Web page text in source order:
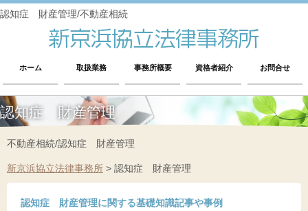
認知症 財産管理/不動産相続
ホーム 取扱業務 事務所概要 資格者紹介 お問合せ
認知症 財産管理
不動産相続/認知症 財産管理
新京浜協立法律事務所 > 認知症 財産管理
認知症 財産管理に関する基礎知識記事や事例